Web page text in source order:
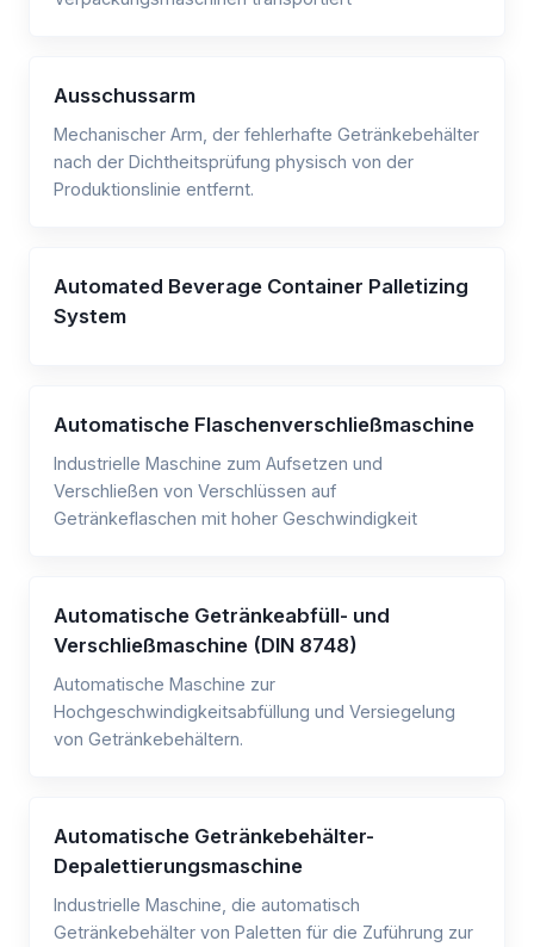
Ausschussarm
Mechanischer Arm, der fehlerhafte Getränkebehälter
nach der Dichtheitsprüfung physisch von der
Produktionslinie entfernt.
Automated Beverage Container Palletizing
System
Automatische Flaschenverschließmaschine
Industrielle Maschine zum Aufsetzen und
Verschließen von Verschlüssen auf
Getränkeflaschen mit hoher Geschwindigkeit
Automatische Getränkeabfüll- und
Verschließmaschine (DIN 8748)
Automatische Maschine zur
Hochgeschwindigkeitsabfüllung und Versiegelung
von Getränkebehältern.
Automatische Getränkebehälter-
Depalettierungsmaschine
Industrielle Maschine, die automatisch
Getränkebehälter von Paletten für die Zuführung zur